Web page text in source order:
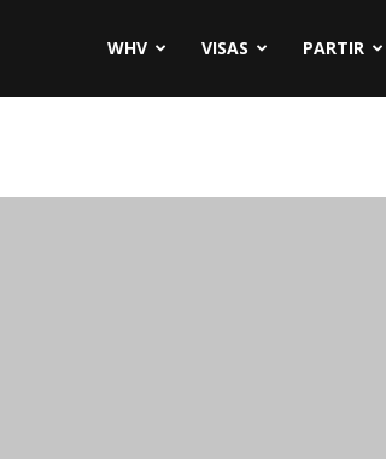
WHV VISAS PARTIR